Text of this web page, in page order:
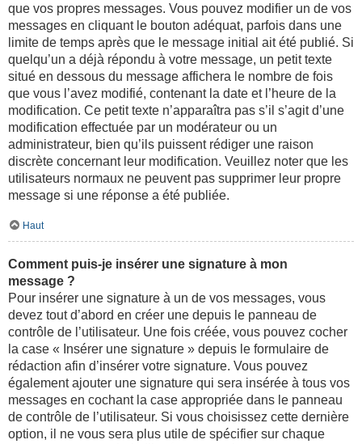
que vos propres messages. Vous pouvez modifier un de vos
messages en cliquant le bouton adéquat, parfois dans une
limite de temps après que le message initial ait été publié. Si
quelqu’un a déjà répondu à votre message, un petit texte
situé en dessous du message affichera le nombre de fois
que vous l’avez modifié, contenant la date et l’heure de la
modification. Ce petit texte n’apparaîtra pas s’il s’agit d’une
modification effectuée par un modérateur ou un
administrateur, bien qu’ils puissent rédiger une raison
discrète concernant leur modification. Veuillez noter que les
utilisateurs normaux ne peuvent pas supprimer leur propre
message si une réponse a été publiée.
Haut
Comment puis-je insérer une signature à mon
message ?
Pour insérer une signature à un de vos messages, vous
devez tout d’abord en créer une depuis le panneau de
contrôle de l’utilisateur. Une fois créée, vous pouvez cocher
la case « Insérer une signature » depuis le formulaire de
rédaction afin d’insérer votre signature. Vous pouvez
également ajouter une signature qui sera insérée à tous vos
messages en cochant la case appropriée dans le panneau
de contrôle de l’utilisateur. Si vous choisissez cette dernière
option, il ne vous sera plus utile de spécifier sur chaque